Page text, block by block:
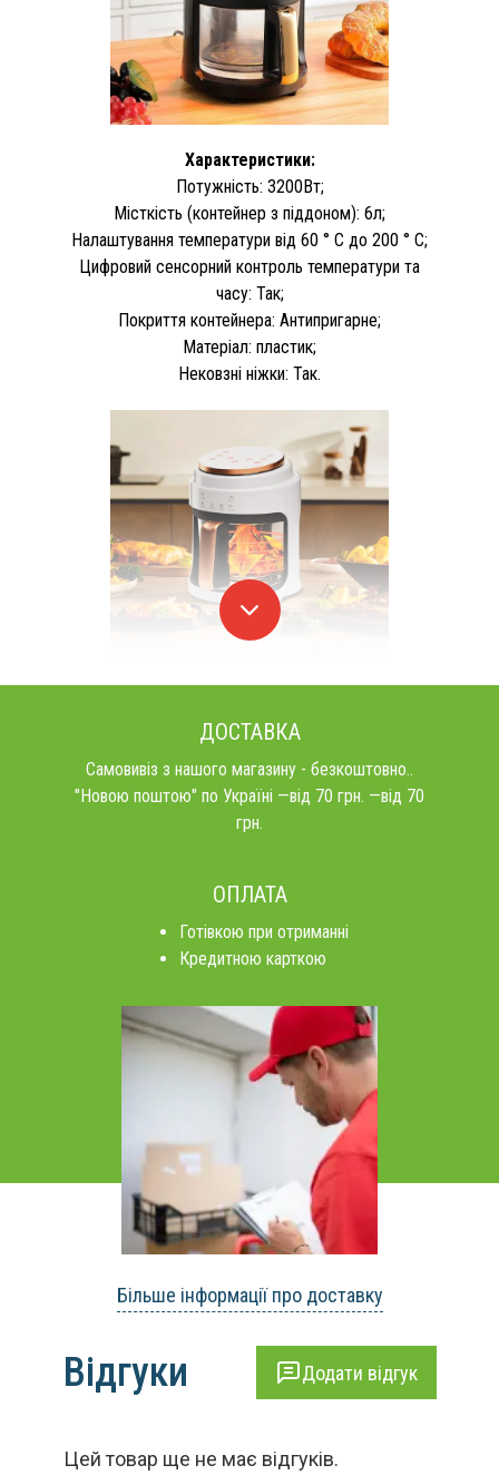
Характеристики:
Потужність: 3200Вт;
Місткість (контейнер з піддоном): 6л;
Налаштування температури від 60 ° C до 200 ° C;
Цифровий сенсорний контроль температури та
часу: Так;
Покриття контейнера: Антипригарне;
Матеріал: пластик;
Нековзні ніжки: Так.
ДОСТАВКА
Самовивіз з нашого магазину - безкоштовно..
"Новою поштою" по Україні —від 70 грн. —від 70
грн.
ОПЛАТА
Готівкою при отриманні
Кредитною карткою
Більше інформації про доставку
Відгуки Додати відгук
Цей товар ще не має відгуків.